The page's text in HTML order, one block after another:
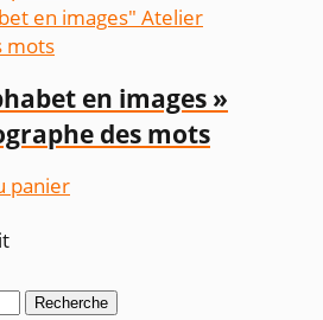
en images »
des mots
panier
Recherche